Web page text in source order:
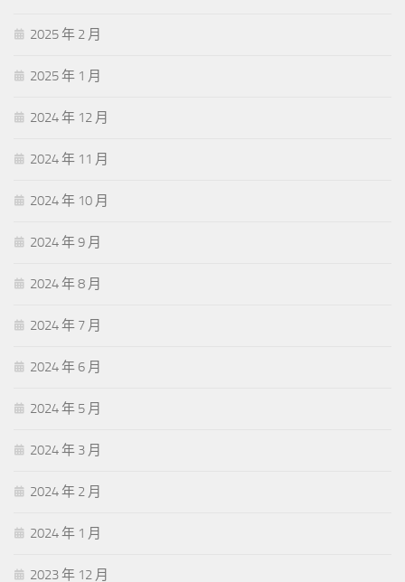
2025 年 2 月
2025 年 1 月
2024 年 12 月
2024 年 11 月
2024 年 10 月
2024 年 9 月
2024 年 8 月
2024 年 7 月
2024 年 6 月
2024 年 5 月
2024 年 3 月
2024 年 2 月
2024 年 1 月
2023 年 12 月